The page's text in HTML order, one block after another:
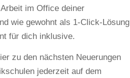
im Office deiner
wie gewohnt als 1-Click-Lösung
für dich inklusive.
zu den nächsten Neuerungen
jederzeit auf dem